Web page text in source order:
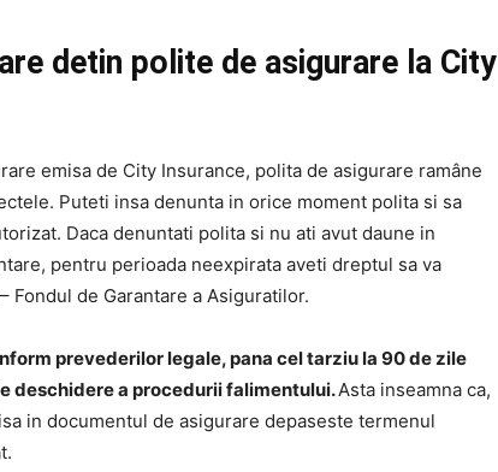
detin polite de asigurare la City
emisa de City Insurance, polita de asigurare ramâne
Puteti insa denunta in orice moment polita si sa
Daca denuntati polita si nu ati avut daune in
pentru perioada neexpirata aveti dreptul sa va
Fondul de Garantare a Asiguratilor.
prevederilor legale, pana cel tarziu la 90 de zile
deschidere a procedurii falimentului.Asta inseamna ca,
in documentul de asigurare depaseste termenul